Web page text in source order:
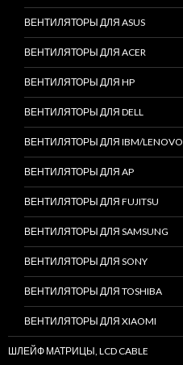
ВЕНТИЛЯТОРЫ ДЛЯ ASUS
ВЕНТИЛЯТОРЫ ДЛЯ ACER
ВЕНТИЛЯТОРЫ ДЛЯ HP
ВЕНТИЛЯТОРЫ ДЛЯ DELL
ВЕНТИЛЯТОРЫ ДЛЯ IBM/LENOVO
ВЕНТИЛЯТОРЫ ДЛЯ AP
ВЕНТИЛЯТОРЫ ДЛЯ FUJITSU
ВЕНТИЛЯТОРЫ ДЛЯ SAMSUNG
ВЕНТИЛЯТОРЫ ДЛЯ SONY
ВЕНТИЛЯТОРЫ ДЛЯ TOSHIBA
ВЕНТИЛЯТОРЫ ДЛЯ XIAOMI
ШЛЕЙФ МАТРИЦЫ, LCD CABLE